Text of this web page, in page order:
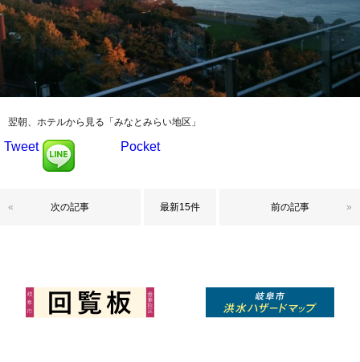
翌朝、ホテルから見る「みなとみらい地区」
Tweet Pocket
次の記事
« 最新15件 前の記事 »